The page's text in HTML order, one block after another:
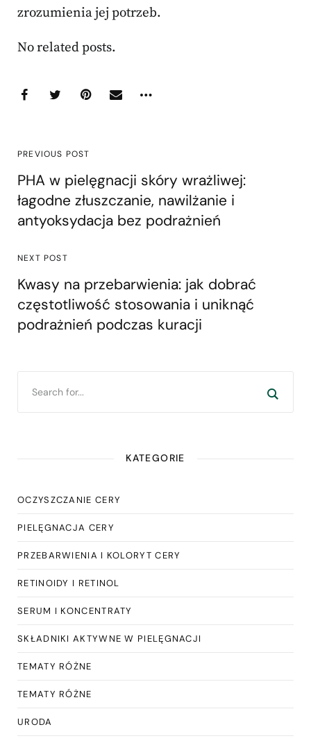
zrozumienia jej potrzeb.
No related posts.
PREVIOUS POST
PHA w pielęgnacji skóry wrażliwej:
łagodne złuszczanie, nawilżanie i
antyoksydacja bez podrażnień
NEXT POST
Kwasy na przebarwienia: jak dobrać
częstotliwość stosowania i uniknąć
podrażnień podczas kuracji
KATEGORIE
OCZYSZCZANIE CERY
PIELĘGNACJA CERY
PRZEBARWIENIA I KOLORYT CERY
RETINOIDY I RETINOL
SERUM I KONCENTRATY
SKŁADNIKI AKTYWNE W PIELĘGNACJI
TEMATY RÓŻNE
TEMATY RÓŻNE
URODA